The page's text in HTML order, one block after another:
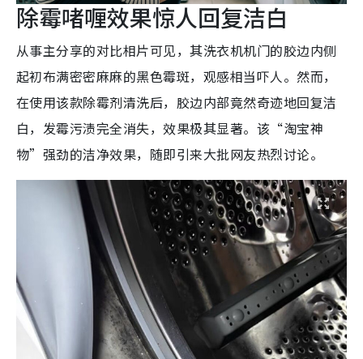
除霉啫喱效果惊人回复洁白
从事主分享的对比相片可见，其洗衣机机门的胶边内侧
起初布满密密麻麻的黑色霉斑，观感相当吓人。然而，
在使用该款除霉剂清洗后，胶边内部竟然奇迹地回复洁
白，发霉污渍完全消失，效果极其显著。该“淘宝神
物”强劲的洁净效果，随即引来大批网友热烈讨论。